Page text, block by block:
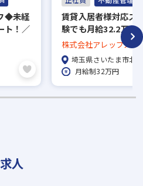
◆未経
ト！／
はの
玉東
賃貸入居者様対応ス
験でも月給32.2万円
賞与年3回／管理会
社宅制度、家賃50％
SC】
株式会社アレップス
埼玉県さいたま市北区
月給制32万円
人